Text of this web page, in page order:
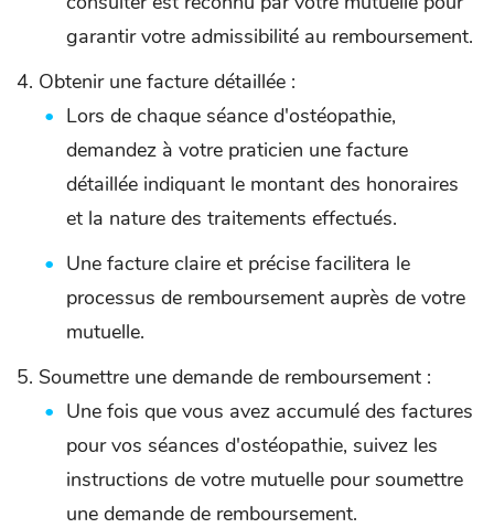
garantir votre admissibilité au remboursement.
Obtenir une facture détaillée :
Lors de chaque séance d'ostéopathie,
demandez à votre praticien une facture
détaillée indiquant le montant des honoraires
et la nature des traitements effectués.
Une facture claire et précise facilitera le
processus de remboursement auprès de votre
mutuelle.
Soumettre une demande de remboursement :
Une fois que vous avez accumulé des factures
pour vos séances d'ostéopathie, suivez les
instructions de votre mutuelle pour soumettre
une demande de remboursement.